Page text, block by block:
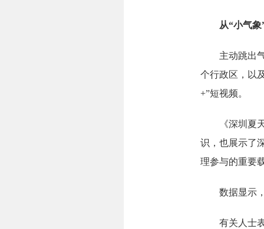
从“小气象”
主动跳出气
个行政区，以
+”短视频。
《深圳夏天
识，也展示了
理参与的重要
数据显示，
有关人士表